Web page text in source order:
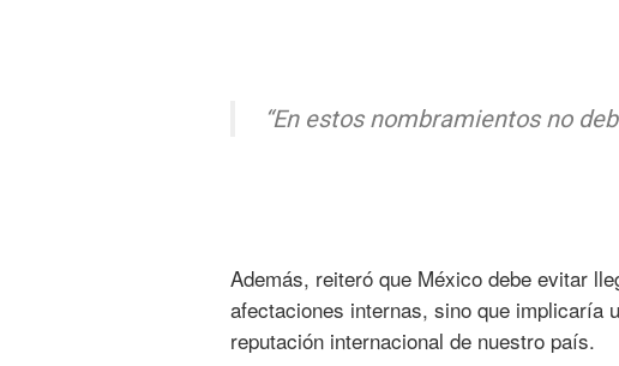
“En estos nombramientos no
Además, reiteró que México debe evitar
afectaciones internas, sino que implicaría
reputación internacional de nuestro país.